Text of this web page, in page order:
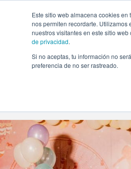
Este sitio web almacena cookies
nos permiten recordarte.
nuestros visitantes en este sitio
de privacidad.
Si no aceptas, tu información no
preferencia de no ser rastreado.
decoracion de cumpleaños